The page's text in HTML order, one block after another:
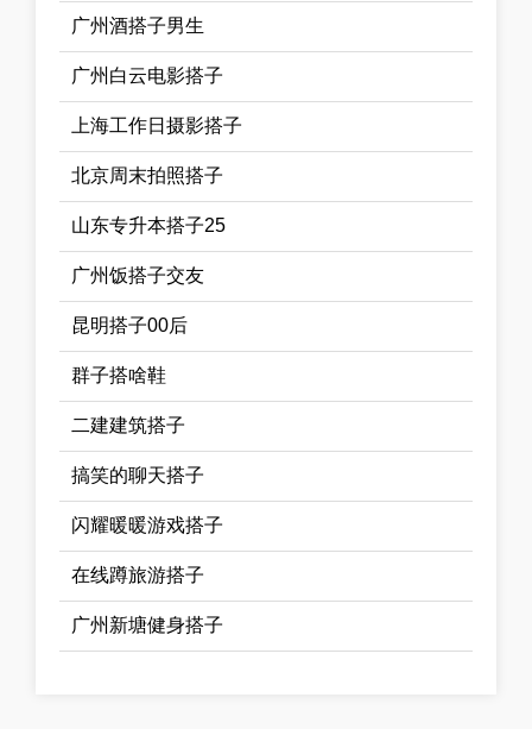
广州酒搭子男生
广州白云电影搭子
上海工作日摄影搭子
北京周末拍照搭子
山东专升本搭子25
广州饭搭子交友
昆明搭子00后
群子搭啥鞋
二建建筑搭子
搞笑的聊天搭子
闪耀暖暖游戏搭子
在线蹲旅游搭子
广州新塘健身搭子